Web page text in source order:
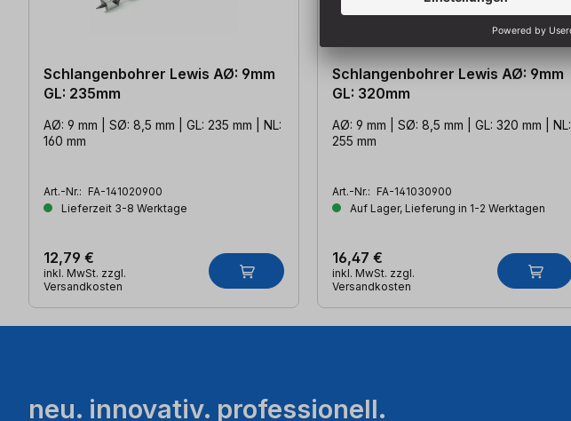
Schlangenbohrer Lewis AØ: 9mm
GL: 235mm
AØ: 9 mm | SØ: 8,5 mm | GL: 235 mm | NL:
160 mm
Art.-Nr.: FA-141020900
Lieferzeit 3-8 Werktage
12,79 €
inkl. MwSt. zzgl.
Versandkosten
Schlangenbohrer Lewis AØ: 9mm
GL: 320mm
AØ: 9 mm | SØ: 8,5 mm | GL: 320 mm | NL:
255 mm
Art.-Nr.: FA-141030900
Auf Lager, Lieferung in 1-2 Werktagen
16,47 €
inkl. MwSt. zzgl.
Versandkosten
neu. innovativ. professionell.